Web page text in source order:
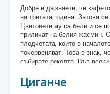
Добре е да знаете, че
на третата година. Затова
Цветовете му са бели и се
приличат на белия жасмин.
плодчетата, които в
почервеняват. Това е знак,
събирате реколта. Във
Циганче